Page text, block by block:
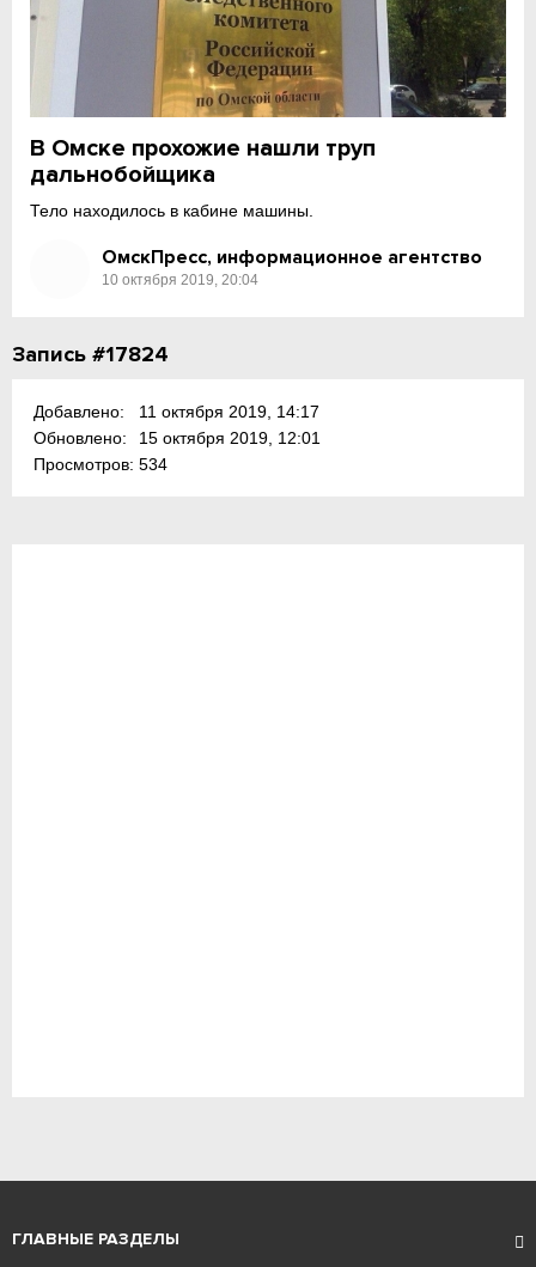
В Омске прохожие нашли труп
дальнобойщика
Тело находилось в кабине машины.
ОмскПресс, информационное агентство
10 октября 2019, 20:04
Запись #17824
Добавлено:
11 октября 2019, 14:17
Обновлено:
15 октября 2019, 12:01
Просмотров: 534
ГЛАВНЫЕ РАЗДЕЛЫ